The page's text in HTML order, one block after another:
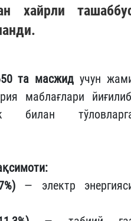
хайрли
та масжид учун
маблағлари
билан
— электр